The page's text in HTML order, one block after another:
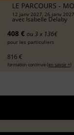
LE PARCOURS -
12 janv 2027, 26 janv
avec Isabelle Delaby
408 € ou 3 x 136€
pour les particuliers
816 €
formation continue (en savoir +)